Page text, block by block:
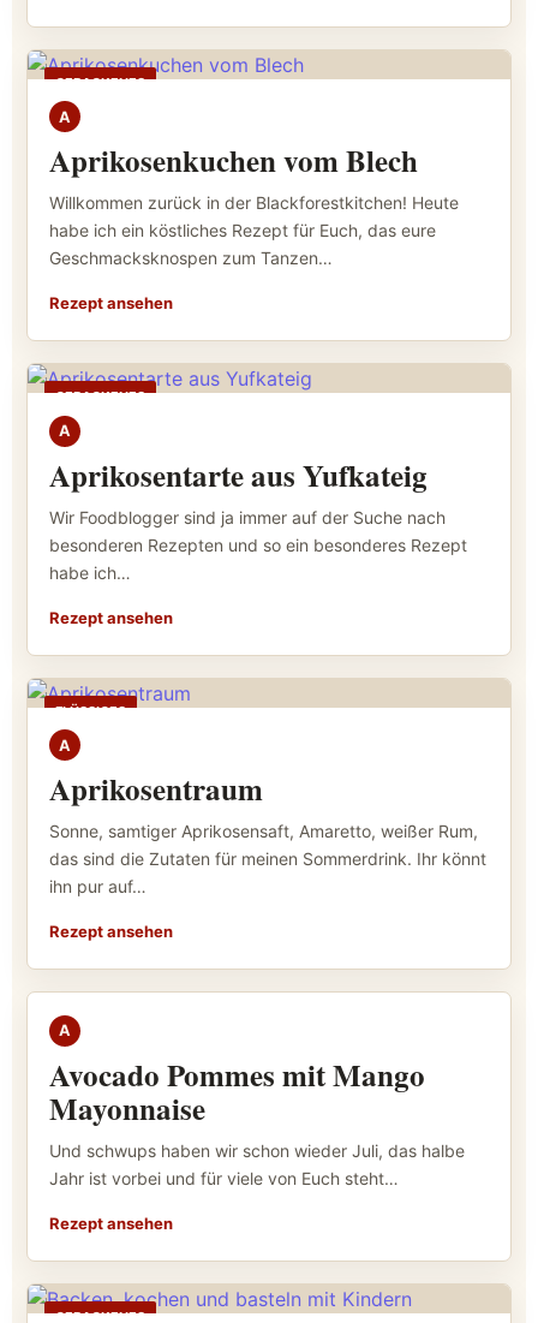
GEBACKENES
A
Aprikosenkuchen vom Blech
Willkommen zurück in der Blackforestkitchen! Heute
habe ich ein köstliches Rezept für Euch, das eure
Geschmacksknospen zum Tanzen…
Rezept ansehen
GEBACKENES
A
Aprikosentarte aus Yufkateig
Wir Foodblogger sind ja immer auf der Suche nach
besonderen Rezepten und so ein besonderes Rezept
habe ich…
Rezept ansehen
FLÜSSIGES
A
Aprikosentraum
Sonne, samtiger Aprikosensaft, Amaretto, weißer Rum,
das sind die Zutaten für meinen Sommerdrink. Ihr könnt
ihn pur auf…
Rezept ansehen
GEKOCHTES
A
Avocado Pommes mit Mango
Mayonnaise
Und schwups haben wir schon wieder Juli, das halbe
Jahr ist vorbei und für viele von Euch steht…
Rezept ansehen
GEBACKENES